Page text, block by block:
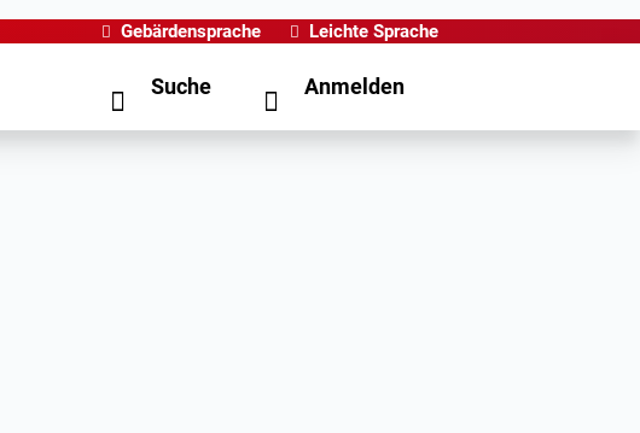
Gebärdensprache Leichte Sprache
Suche Anmelden